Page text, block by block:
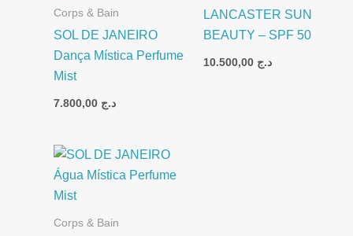
Corps & Bain
SOL DE JANEIRO
Dança Mística Perfume
Mist
د.ج
LANCASTER SUN
BEAUTY – SPF 50
د.ج
Corps & Bain